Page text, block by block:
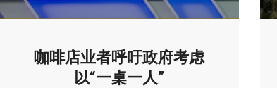
咖啡店业者呼吁政府考虑
以“一桌一人”